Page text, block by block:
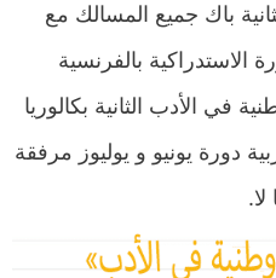
باك جميع المسالك مع
الاستدراكية بالفرنسية
في الأدب الثانية بكالوريا
دورة يونيو و يوليوز مرفقة